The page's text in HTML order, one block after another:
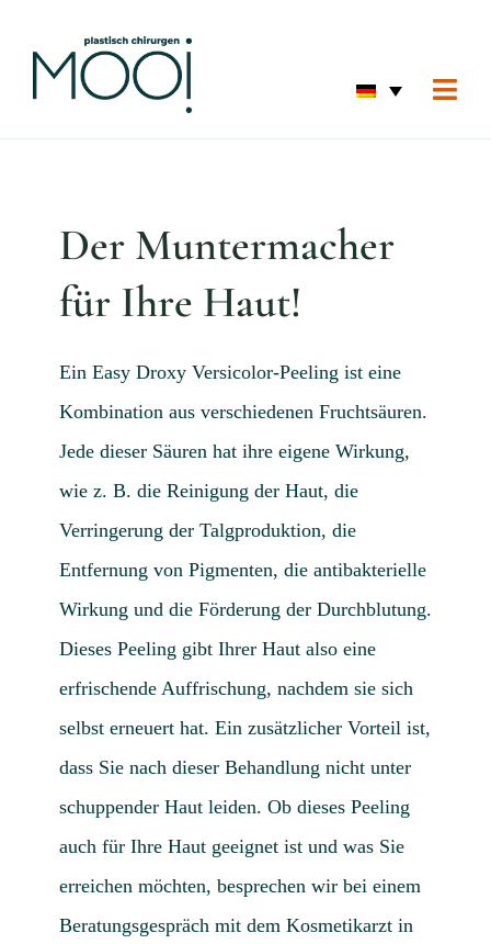
Der Muntermacher
für Ihre Haut!
Ein Easy Droxy Versicolor-Peeling ist eine
Kombination aus verschiedenen Fruchtsäuren.
Jede dieser Säuren hat ihre eigene Wirkung,
wie z. B. die Reinigung der Haut, die
Verringerung der Talgproduktion, die
Entfernung von Pigmenten, die antibakterielle
Wirkung und die Förderung der Durchblutung.
Dieses Peeling gibt Ihrer Haut also eine
erfrischende Auffrischung, nachdem sie sich
selbst erneuert hat. Ein zusätzlicher Vorteil ist,
dass Sie nach dieser Behandlung nicht unter
schuppender Haut leiden. Ob dieses Peeling
auch für Ihre Haut geeignet ist und was Sie
erreichen möchten, besprechen wir bei einem
Beratungsgespräch mit dem Kosmetikarzt in